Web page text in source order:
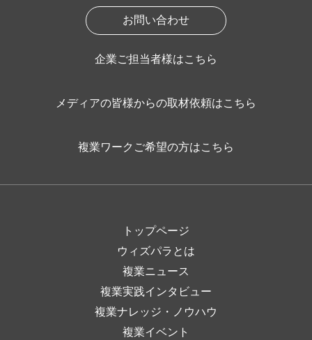
お問い合わせ
企業ご担当者様はこちら
メディアの皆様からの取材依頼はこちら
複業ワークご希望の方はこちら
トップページ
ウィズパラとは
複業ニュース
複業実践インタビュー
複業ナレッジ・ノウハウ
複業イベント